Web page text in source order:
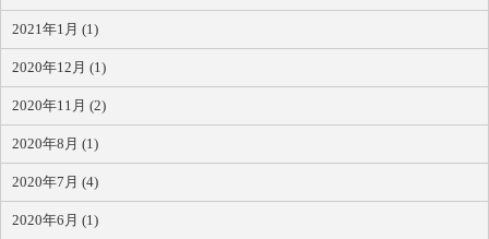
2021年1月 (1)
2020年12月 (1)
2020年11月 (2)
2020年8月 (1)
2020年7月 (4)
2020年6月 (1)